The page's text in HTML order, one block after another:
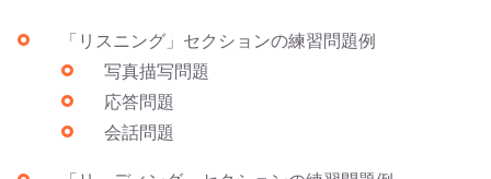
「リスニング」セクションの練習問題例
写真描写問題
応答問題
会話問題